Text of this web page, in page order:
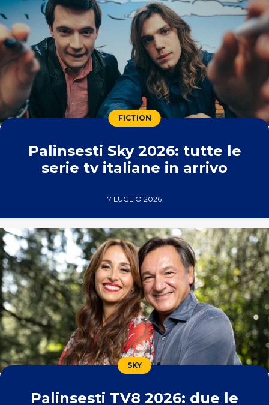
FICTION
Palinsesti Sky 2026: tutte le
serie tv italiane in arrivo
7 LUGLIO 2026
SKY
Palinsesti TV8 2026: due le